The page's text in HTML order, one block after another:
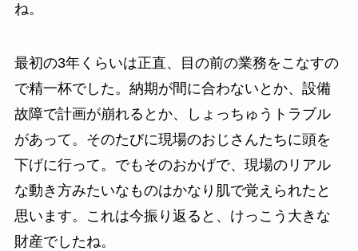
ね。
最初の3年くらいは正直、目の前の業務をこなすの
で精一杯でした。納期が間に合わないとか、設備
故障で計画が崩れるとか、しょっちゅうトラブル
があって。そのたびに現場のおじさんたちに頭を
下げに行って。でもそのおかげで、現場のリアル
な動き方みたいなものはかなり肌で覚えられたと
思います。これは今振り返ると、けっこう大きな
財産でしたね。